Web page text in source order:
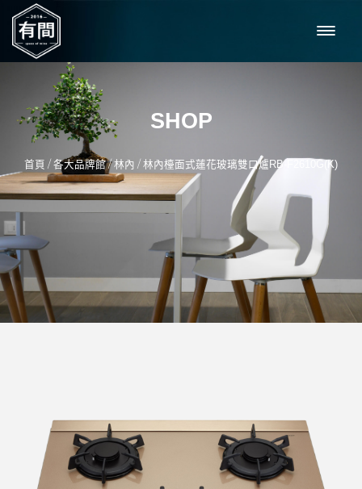
SHOP
首頁 / 各大品牌館/林內 / 林內檯面式蓮花玻璃雙口爐RB-F2610G(K)